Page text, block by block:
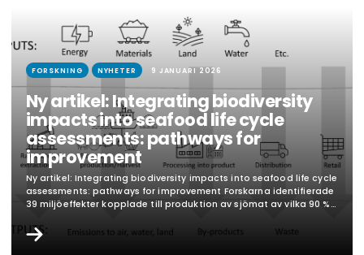
FORSKNING NYHETER 9 JANUARI 2026
Ny artikel: Integrating biodiversity
impacts into seafood life cycle
assessments: pathways for
improvement
Ny artikel: Integrating biodiversity impacts into seafood life cycle
assessments: pathways for improvement Forskarna identifierade
39 miljöeffekter kopplade till produktion av sjömat av vilka 90 %
hade bara en femtedel av dessa inkluderats, trots att det finns
metodik för hälften av effekterna. De allvarligaste